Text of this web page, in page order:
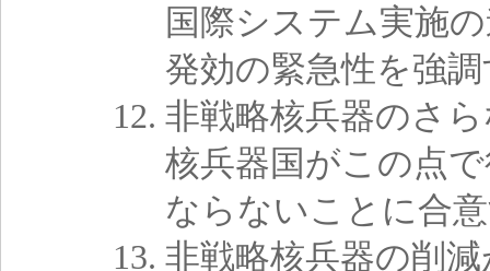
国際システム実施
発効の緊急性を強
非戦略核兵器のさ
核兵器国がこの点
ならないことに合
非戦略核兵器の削